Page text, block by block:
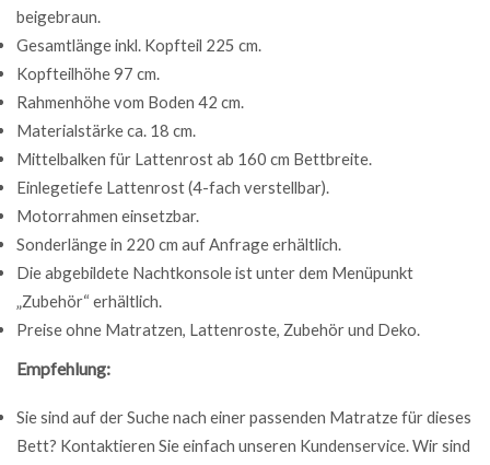
beigebraun.
Gesamtlänge inkl. Kopfteil 225 cm.
Kopfteilhöhe 97 cm.
Rahmenhöhe vom Boden 42 cm.
Materialstärke ca. 18 cm.
Mittelbalken für Lattenrost ab 160 cm Bettbreite.
Einlegetiefe Lattenrost (4-fach verstellbar).
Motorrahmen einsetzbar.
Sonderlänge in 220 cm auf Anfrage erhältlich.
Die abgebildete Nachtkonsole ist unter dem Menüpunkt
„Zubehör“ erhältlich.
Preise ohne Matratzen, Lattenroste, Zubehör und Deko.
Empfehlung:
Sie sind auf der Suche nach einer passenden Matratze für dieses
Bett? Kontaktieren Sie einfach unseren Kundenservice. Wir sind